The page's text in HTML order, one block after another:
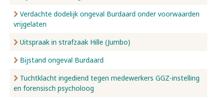
Verdachte dodelijk ongeval Burdaard onder voorwaarden
vrijgelaten
Uitspraak in strafzaak Hille (Jumbo)
Bijstand ongeval Burdaard
Tuchtklacht ingediend tegen medewerkers GGZ-instelling
en forensisch psycholoog